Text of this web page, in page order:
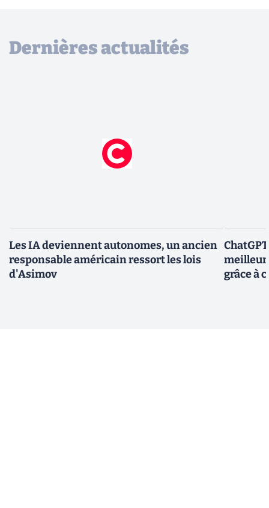
Dernières actualités
Les IA deviennent autonomes, un ancien
responsable américain ressort les lois
d'Asimov
grâce à